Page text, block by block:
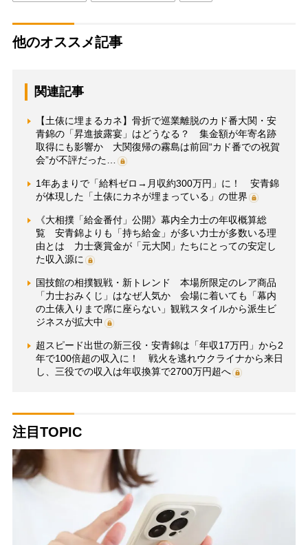
他のオススメ記事
関連記事
【土俵に埋まるカネ】骨折で巡業離脱のカド番大関・安
青錦の「昇進披露宴」はどうなる？ 集金額が年寄名跡
取得にも影響か 大関復帰の霧島は前回“カド番での祝賀
会”が不評だった…
1年あまりで「給料ゼロ→月収約300万円」に！ 安青錦
が体現した「土俵にカネが埋まっている」の世界
《大相撲「給金番付」公開》幕内全力士の年収概算総
覧 安青錦よりも「持ち給金」が多い力士が多数いる理
由とは 力士褒賞金が「元大関」たちにとっての安定し
た収入源に
国技館の相撲観戦・新トレンド 本場所限定のレア商品
「力士おみくじ」はなぜ人気か 会場に着いても「幕内
の土俵入りまで席に座らない」観戦スタイルから派生ビ
ジネスが拡大中
超スピード出世の新三役・安青錦は「年収17万円」から2
年で100倍超の収入に！ 戦火を逃れウクライナから来日
し、三役での収入は年収換算で2700万円超へ
注目TOPIC